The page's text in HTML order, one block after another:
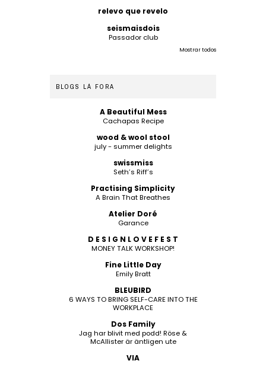
relevo que revelo
seismaisdois
Passador club
Mostrar todos
BLOGS LÁ FORA
A Beautiful Mess
Cachapas Recipe
wood & wool stool
july - summer delights
swissmiss
Seth’s Riff’s
Practising Simplicity
A Brain That Breathes
Atelier Doré
Garance
D E S I G N L O V E F E S T
MONEY TALK WORKSHOP!
Fine Little Day
Emily Bratt
BLEUBIRD
6 WAYS TO BRING SELF-CARE INTO THE
WORKPLACE
Dos Family
Jag har blivit med podd! Röse &
McAllister är äntligen ute
VIA